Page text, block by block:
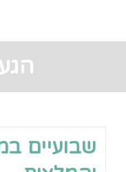
שבועיים